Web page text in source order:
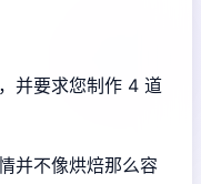
并要求您制作 4 道
并不像烘焙那么容